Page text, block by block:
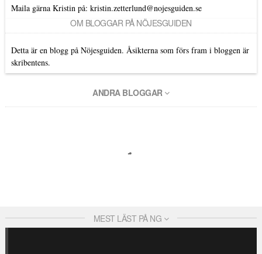
Maila gärna Kristin på: kristin.zetterlund@nojesguiden.se
OM BLOGGAR PÅ NÖJESGUIDEN
Detta är en blogg på Nöjesguiden. Åsikterna som förs fram i bloggen är
skribentens.
ANDRA BLOGGAR
MEST LÄST PÅ NG